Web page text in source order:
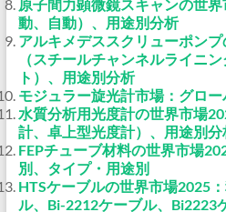
原子間力顕微鏡スキャンの世
動、自動）、用途別分析
アルキメデススクリューポン
（スチールチャンネルライニ
ト）、用途別分析
モジュラー旋光計市場：グロ
水質分析用光度計の世界市場
計、卓上型光度計）、用途別分
FEPチューブ材料の世界市場
別、タイプ・用途別
HTSケーブルの世界市場2025
ル、Bi-2212ケーブル、Bi2223